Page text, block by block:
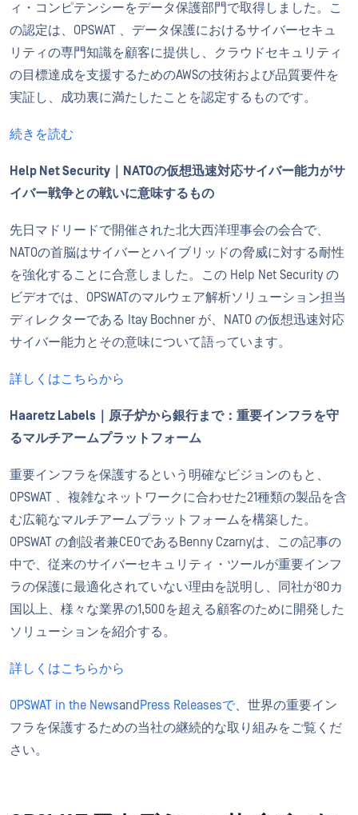
ィ・コンピテンシーをデータ保護部門で取得しました。こ
の認定は、OPSWAT 、データ保護におけるサイバーセキュ
リティの専門知識を顧客に提供し、クラウドセキュリティ
の目標達成を支援するためのAWSの技術および品質要件を
実証し、成功裏に満たしたことを認定するものです。
続きを読む
Help Net Security｜NATOの仮想迅速対応サイバー能力がサ
イバー戦争との戦いに意味するもの
先日マドリードで開催された北大西洋理事会の会合で、
NATOの首脳はサイバーとハイブリッドの脅威に対する耐性
を強化することに合意しました。この Help Net Security の
ビデオでは、OPSWATのマルウェア解析ソリューション担当
ディレクターである Itay Bochner が、NATO の仮想迅速対応
サイバー能力とその意味について語っています。
詳しくはこちらから
Haaretz Labels｜原子炉から銀行まで：重要インフラを守
るマルチアームプラットフォーム
重要インフラを保護するという明確なビジョンのもと、
OPSWAT 、複雑なネットワークに合わせた21種類の製品を含
む広範なマルチアームプラットフォームを構築した。
OPSWAT の創設者兼CEOであるBenny Czarnyは、この記事の
中で、従来のサイバーセキュリティ・ツールが重要インフ
ラの保護に最適化されていない理由を説明し、同社が80カ
国以上、様々な業界の1,500を超える顧客のために開発した
ソリューションを紹介する。
詳しくはこちらから
OPSWAT in the Newsand Press Releasesで、世界の重要イン
フラを保護するための当社の継続的な取り組みをご覧くだ
さい。